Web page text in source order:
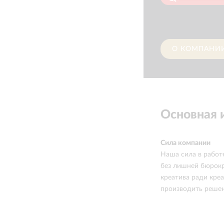
О
Основная
Сила компании
Наша сила в
без лишней
креатива ради
производить